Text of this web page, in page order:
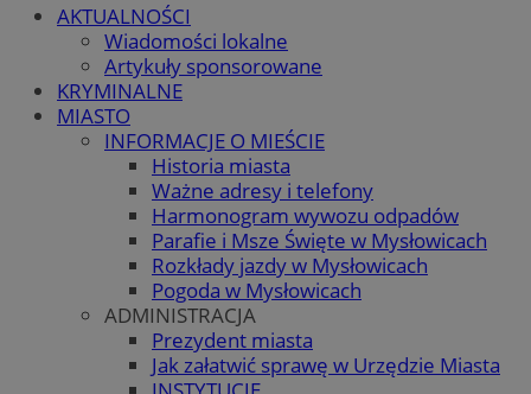
AKTUALNOŚCI
Wiadomości lokalne
Artykuły sponsorowane
KRYMINALNE
MIASTO
INFORMACJE O MIEŚCIE
Historia miasta
Ważne adresy i telefony
Harmonogram wywozu odpadów
Parafie i Msze Święte w Mysłowicach
Rozkłady jazdy w Mysłowicach
Pogoda w Mysłowicach
ADMINISTRACJA
Prezydent miasta
Jak załatwić sprawę w Urzędzie Miasta